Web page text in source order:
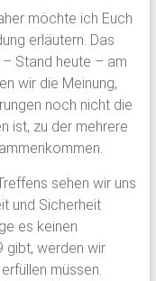
möchte ich Euch
erläutern. Das
Stand heute – am
wir die Meinung,
noch nicht die
ist, zu der mehrere
sehen wir uns
und Sicherheit
es keinen
gibt, werden wir
müssen.